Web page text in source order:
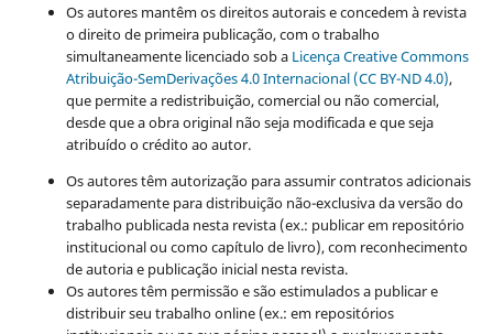
Os autores mantêm os direitos autorais e concedem à revista
o direito de primeira publicação, com o trabalho
simultaneamente licenciado sob aLicença Creative Commons
Atribuição-SemDerivações 4.0 Internacional (CC BY-ND 4.0),
que permite a redistribuição, comercial ou não comercial,
desde que a obra original não seja modificada e que seja
atribuído o crédito ao autor.
Os autores têm autorização para assumir contratos adicionais
separadamente para distribuição não-exclusiva da versão do
trabalho publicada nesta revista (ex.: publicar em repositório
institucional ou como capítulo de livro), com reconhecimento
de autoria e publicação inicial nesta revista.
Os autores têm permissão e são estimulados a publicar e
distribuir seu trabalho online (ex.: em repositórios